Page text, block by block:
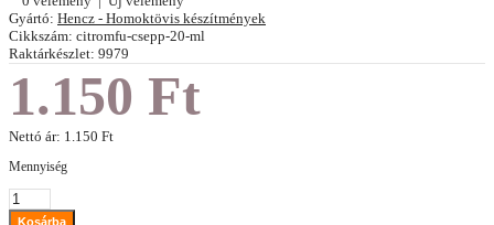
Gyártó: Hencz - Homoktövis készítmények
Cikkszám: citromfu-csepp-20-ml
Raktárkészlet: 9979
1.150 Ft
Nettó ár: 1.150 Ft
Mennyiség